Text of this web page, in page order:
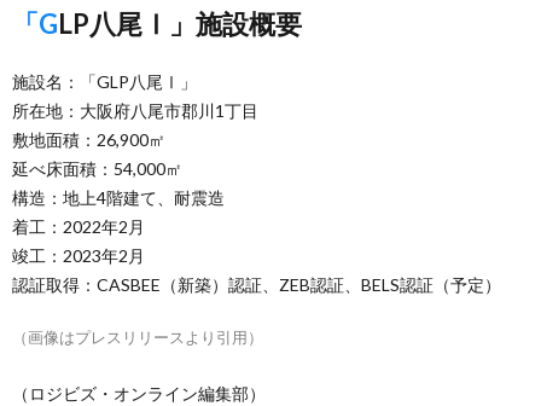
「GLP八尾Ⅰ」施設概要
施設名：「GLP八尾Ⅰ」
所在地：大阪府八尾市郡川1丁目
敷地面積：26,900㎡
延べ床面積：54,000㎡
構造：地上4階建て、耐震造
着工：2022年2月
竣工：2023年2月
認証取得：CASBEE（新築）認証、ZEB認証、BELS認証（予定）
（画像はプレスリリースより引用）
（ロジビズ・オンライン編集部）